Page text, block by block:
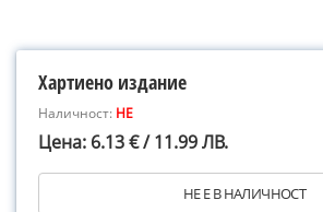
Хартиено издание
Наличност: НЕ
Цена: 6.13 € / 11.99 ЛВ.
НЕ Е В НАЛИЧНОСТ